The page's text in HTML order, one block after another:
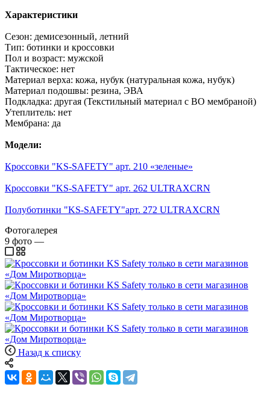
Характеристики
Сезон: демисезонный, летний
Тип: ботинки и кроссовки
Пол и возраст: мужской
Тактическое: нет
Материал верха: кожа, нубук (натуральная кожа, нубук)
Материал подошвы: резина, ЭВА
Подкладка: другая (Текстильный материал с ВО мембраной)
Утеплитель: нет
Мембрана: да
Модели:
Кроссовки "KS-SAFETY" арт. 210 «зеленые»
Кроссовки "KS-SAFETY" арт. 262 ULTRAXCRN
Полуботинки "KS-SAFETY"арт. 272 ULTRAXCRN
Фотогалерея
9 фото —
Назад к списку